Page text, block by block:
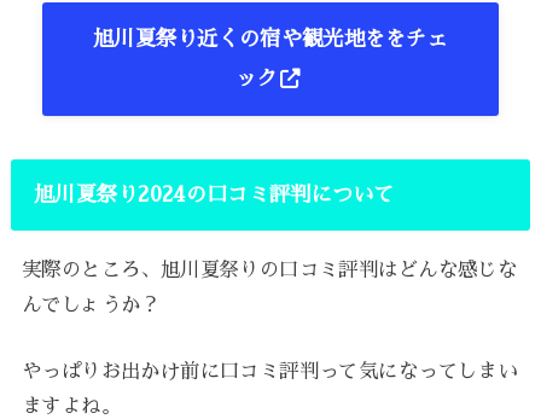
旭川夏祭り近くの宿や観光地ををチェ
ック
旭川夏祭り2024の口コミ評判について
実際のところ、旭川夏祭りの口コミ評判はどんな感じな
んでしょうか？
やっぱりお出かけ前に口コミ評判って気になってしまい
ますよね。